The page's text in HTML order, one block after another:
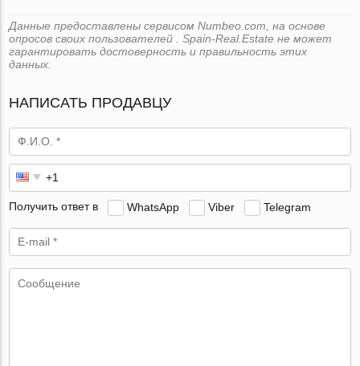
Данные предоставлены сервисом Numbeo.com, на основе
опросов своих пользователей . Spain-Real.Estate не может
гарантировать достоверность и правильность этих
данных.
НАПИСАТЬ ПРОДАВЦУ
Получить ответ в WhatsApp Viber Telegram